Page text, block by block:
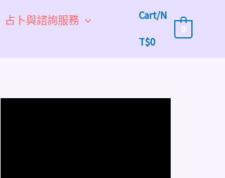
占卜與諮詢服務
Cart/N
T$0
0